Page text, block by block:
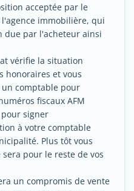
acceptée par le
immobilière, qui
due par l'acheteur ainsi
vérifie la situation
honoraires et vous
comptable pour
fiscaux AFM
pour signer
à votre comptable
Plus tôt vous
pour le reste de vos
un compromis de vente